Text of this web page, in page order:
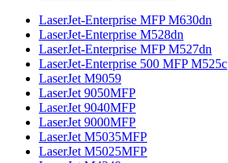
LaserJet-Enterprise MFP M630dn
LaserJet-Enterprise M528dn
LaserJet-Enterprise MFP M527dn
LaserJet-Enterprise 500 MFP M525c
LaserJet M9059
LaserJet 9050MFP
LaserJet 9040MFP
LaserJet 9000MFP
LaserJet M5035MFP
LaserJet M5025MFP